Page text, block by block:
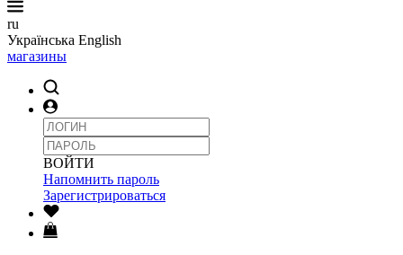
ru
Українська English
магазины
ВОЙТИ
Напомнить пароль
Зарегистрироваться